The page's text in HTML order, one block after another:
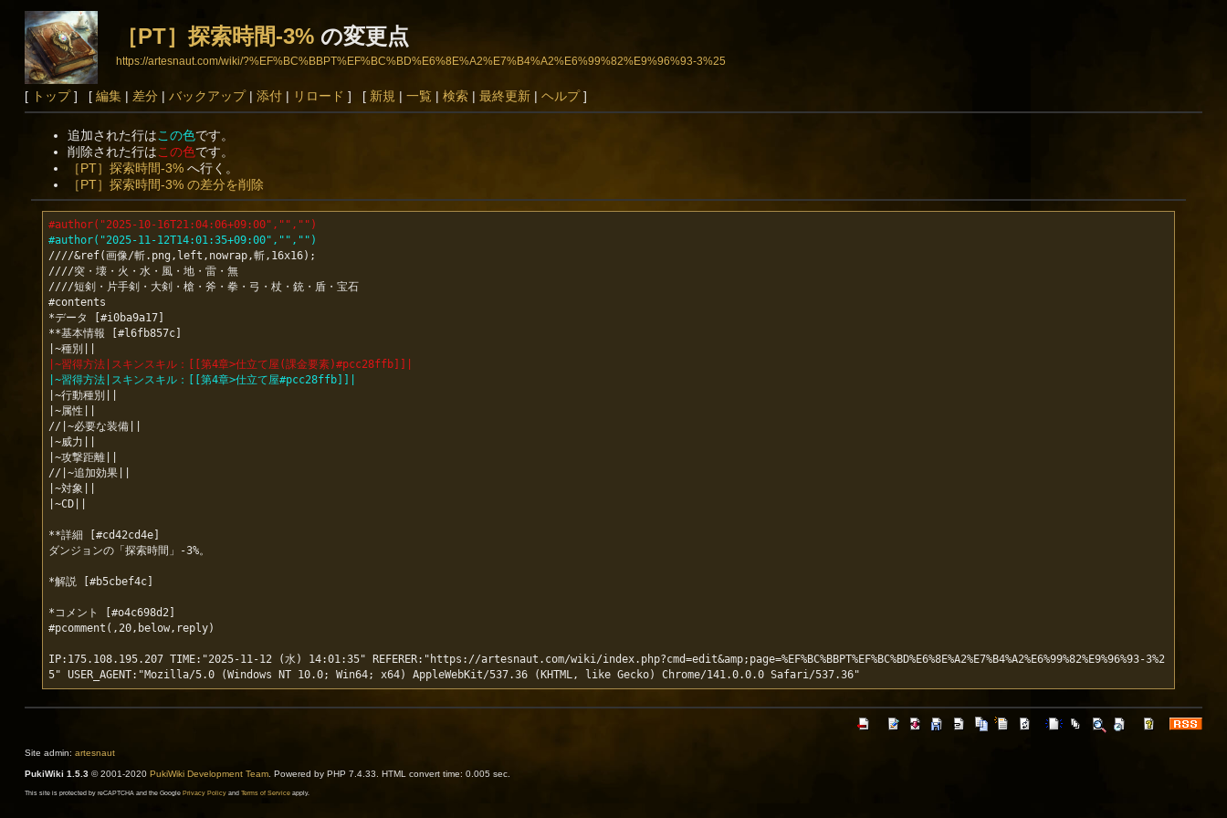
［PT］探索時間-3%の変更点
https://artesnaut.com/wiki/?%EF%BC%BBPT%EF%BC%BD%E6%8E%A2%E7%B4%A2%E6%99%82%E9%96%93-3%25
[ トップ] [ 編集| 差分| バックアップ| 添付| リロード ] [ 新規 | 一覧 | 検索| 最終更新| ヘルプ]
追加された行はこの色です。
削除された行はこの色です。
［PT］探索時間-3% へ行く。
［PT］探索時間-3% の差分を削除
#author("2025-10-16T21:04:06+09:00","","")
#author("2025-11-12T14:01:35+09:00","","")
////&ref(画像/斬.png,left,nowrap,斬,16x16);
////突・壊・火・水・風・地・雷・無
////短剣・片手剣・大剣・槍・斧・拳・弓・杖・銃・盾・宝石
#contents
*データ [#i0ba9a17]
**基本情報 [#l6fb857c]
|~習得方法|スキンスキル：[[第4章>仕立て屋(課金要素)#pcc28ffb]]|
|~習得方法|スキンスキル：[[第4章>仕立て屋#pcc28ffb]]|
|~行動種別||
|~属性||
//|~必要な装備||
|~威力||
|~攻撃距離||
//|~追加効果||
|~対象||
|~CD||
**詳細 [#cd42cd4e]
ダンジョンの「探索時間」-3%。
*解説 [#b5cbef4c]
*コメント [#o4c698d2]
#pcomment(,20,below,reply)
IP:175.108.195.207 TIME:"2025-11-12 (水) 14:01:35" REFERER:"https://artesnaut.com/wiki/index.php?cmd=edit&amp;page=%EF%BC%BBPT%EF%BC%BD%E6%8E%A2%E7%B4%A2%E6%99%82%E9%96%93-3%2
Site admin: artesnaut
PukiWiki 1.5.3© 2001-2020 PukiWiki Development Team. Powered by PHP 7.4.33. HTML convert time: 0.005 sec.
This site is protected by reCAPTCHA and the Google Privacy Policyand Terms of Serviceapply.